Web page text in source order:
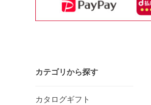
カテゴリから探す
カタログギフト